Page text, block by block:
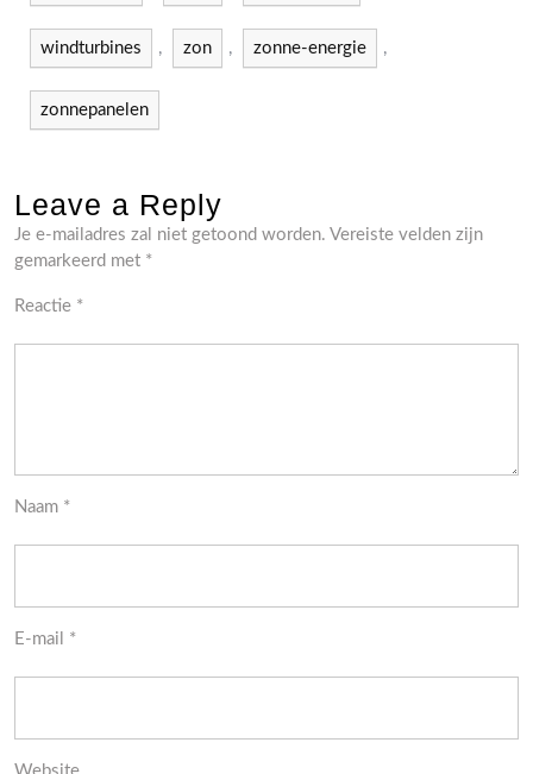
windturbines , zon , zonne-energie ,
zonnepanelen
Leave a Reply
Je e-mailadres zal niet getoond worden. Vereiste velden zijn
gemarkeerd met *
Reactie *
Naam *
E-mail *